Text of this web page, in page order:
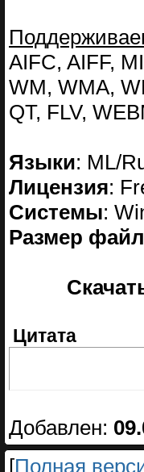
AIFC, AIFF,
WM, WMA,
QT, FLV,
Языки: ML/
Лицензия:
Системы:
Размер
Цитата
Добавлен:
[Полная